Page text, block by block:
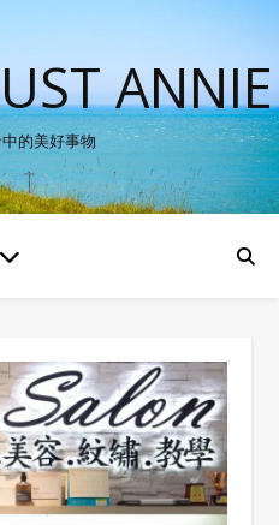
ANNIE
的美好事物